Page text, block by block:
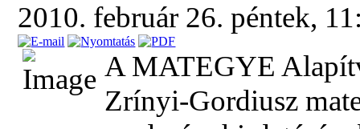
2010. február 26. péntek,
A MATEGYE
Zrínyi-Gordiusz